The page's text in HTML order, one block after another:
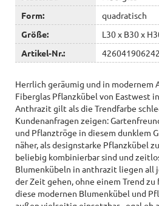
Form:
quadratisch
Größe:
L30 x B30 x
Artikel-Nr.:
Herrlich geräumig und in modernem
Fiberglas Pflanzkübel von Eastwest
Anthrazit gilt als die Trendfarbe
Kundenanfragen zeigen:
und Pflanztröge in diesem dunklem
näher, als designstarke Pflanzkübel
beliebig kombinierbar sind und
Blumenkübeln in anthrazit liegen all
der Zeit gehen, ohne einem Trend
diese modernen Blumenkübel und